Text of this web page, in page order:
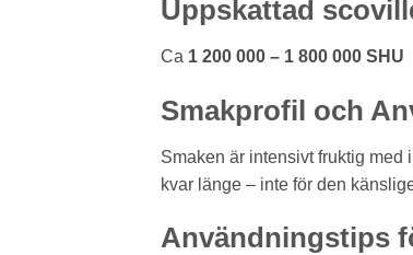
Uppskattad
Ca 1 200 000 – 1 800 000 SHU
Smakprofil och
Smaken är intensivt fruktig med
kvar länge – inte för den
Användningstips